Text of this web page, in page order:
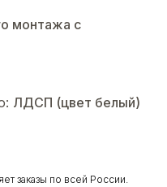
монтажа с
ЛДСП (цвет белый)
заказы по всей России.